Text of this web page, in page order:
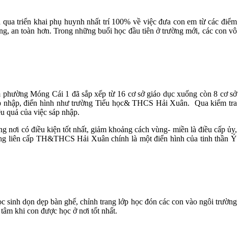
triển khai phụ huynh nhất trí 100% về việc đưa con em từ các điểm
an toàn hơn. Trong những buổi học đầu tiên ở trường mới, các con vô
Móng Cái 1 đã sắp xếp từ 16 cơ sở giáo dục xuống còn 8 cơ sở
nhập, điển hình như trường Tiểu học& THCS Hải Xuân. Qua kiểm tra
quả của việc sáp nhập.
nơi có điều kiện tốt nhất, giảm khoảng cách vùng- miền là điều cấp ủy,
liên cấp TH&THCS Hải Xuân chính là một điển hình của tinh thần Ý
dọn dẹp bàn ghế, chỉnh trang lớp học đón các con vào ngôi trường
khi con được học ở nơi tốt nhất.